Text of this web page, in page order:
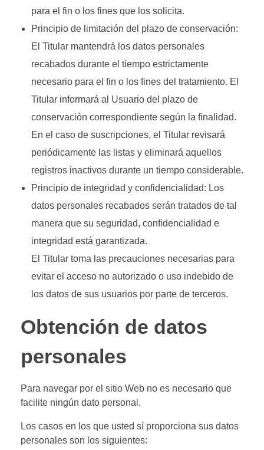
para el fin o los fines que los solicita.
Principio de limitación del plazo de conservación:
El Titular mantendrá los datos personales
recabados durante el tiempo estrictamente
necesario para el fin o los fines del tratamiento. El
Titular informará al Usuario del plazo de
conservación correspondiente según la finalidad.
En el caso de suscripciones, el Titular revisará
periódicamente las listas y eliminará aquellos
registros inactivos durante un tiempo considerable.
Principio de integridad y confidencialidad: Los
datos personales recabados serán tratados de tal
manera que su seguridad, confidencialidad e
integridad está garantizada.
El Titular toma las precauciones necesarias para
evitar el acceso no autorizado o uso indebido de
los datos de sus usuarios por parte de terceros.
Obtención de datos
personales
Para navegar por el sitio Web no es necesario que
facilite ningún dato personal.
Los casos en los que usted sí proporciona sus datos
personales son los siguientes: